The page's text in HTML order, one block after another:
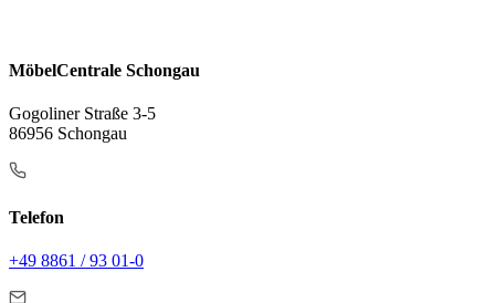
MöbelCentrale Schongau
Gogoliner Straße 3-5
86956 Schongau
Telefon
+49 8861 / 93 01-0